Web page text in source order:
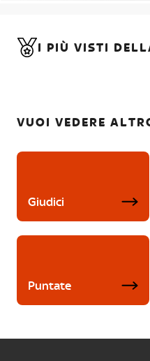
I PIÙ VISTI
VUOI VEDERE
Giudici
Puntate